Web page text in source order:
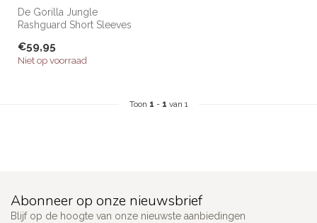
De Gorilla Jungle
Rashguard Short Sleeves
pasvorm met b...
€59,95
Niet op voorraad
Toon 1 - 1 van 1
Abonneer op onze nieuwsbrief
Blijf op de hoogte van onze nieuwste aanbiedingen